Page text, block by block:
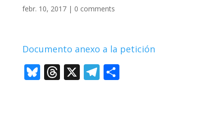
febr. 10, 2017| 0 comments
Documento anexo a la petición
Bl T X T C